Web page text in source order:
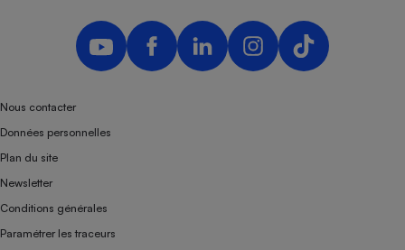
Nous contacter
Données personnelles
Plan du site
Newsletter
Conditions générales
Paramétrer les traceurs